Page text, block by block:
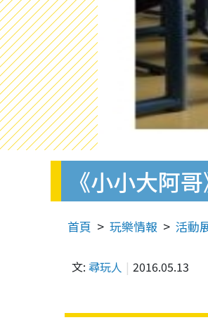
《小小大阿
首頁 玩樂情報 活動
文: 尋玩人 2016.05.13